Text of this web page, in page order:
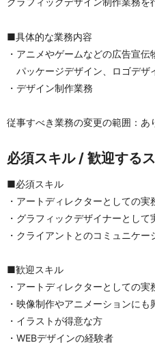
■具体的な業務内容
・アニメやゲームなどの広告宣伝
パッケージデザイン、ロゴデザ
・デザイン制作業務
従事すべき業務の変更の範囲：あ
必須スキル / 歓迎する
■必須スキル
・アートディレクターとしての実
・グラフィックデザイナーとして
・クライアントとのコミュニケ
■歓迎スキル
・アートディレクターとしての実
・映像制作やアニメーションにも
・イラストが得意な方
・WEBデザインの経験者